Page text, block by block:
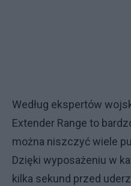
Według ekspertów
Extender Range to
można niszczyć wiele
Dzięki wyposażeniu w
kilka sekund przed